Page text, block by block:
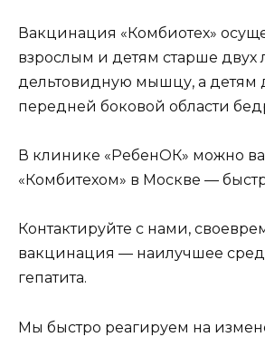
Вакцинация «Комбиотех»
взрослым и детям старше двух
дельтовидную мышцу, а детям
передней боковой области
В клинике «РебенОК» можно
«Комбитехом» в Москве —
Контактируйте с нами,
вакцинация — наилучшее
гепатита.
Мы быстро реагируем на